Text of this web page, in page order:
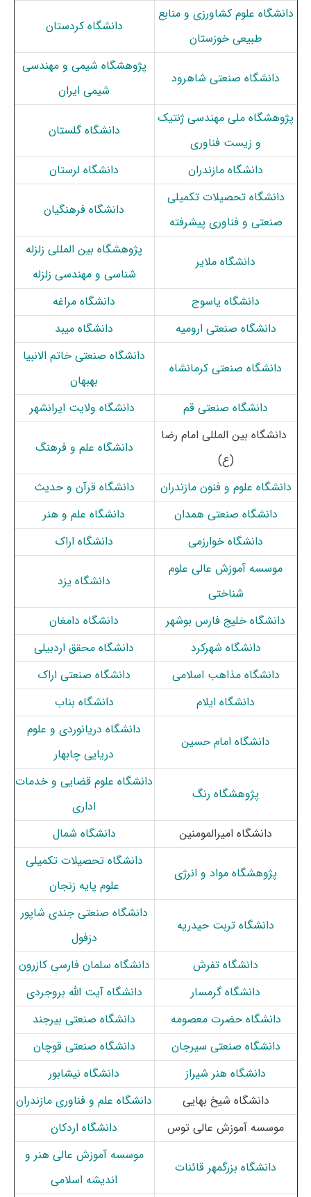
دانشگاه علوم کشاورزی و منابع
طبیعی خوزستان
دانشگاه کردستان
دانشگاه صنعتی شاهرود
پژوهشگاه شیمی و مهندسی
شیمی ایران
پژوهشگاه ملی مهندسی ژنتیک
و زیست فناوری
دانشگاه گلستان
دانشگاه مازندران
دانشگاه لرستان
دانشگاه تحصیلات تکمیلی
صنعتی و فناوری پیشرفته
دانشگاه فرهنگیان
دانشگاه ملایر
پژوهشگاه بین المللی زلزله
شناسی و مهندسی زلزله
دانشگاه یاسوج
دانشگاه مراغه
دانشگاه صنعتی ارومیه
دانشگاه میبد
دانشگاه صنعتی کرمانشاه
دانشگاه صنعتی خاتم الانبیا
بهبهان
دانشگاه صنعتی قم
دانشگاه ولایت ایرانشهر
دانشگاه بین المللی امام رضا
(ع)
دانشگاه علم و فرهنگ
دانشگاه علوم و فنون مازندران
دانشگاه قرآن و حدیث
دانشگاه صنعتی همدان
دانشگاه علم و هنر
دانشگاه خوارزمی
دانشگاه اراک
موسسه آموزش عالی علوم
شناختی
دانشگاه یزد
دانشگاه خلیج فارس بوشهر
دانشگاه دامغان
دانشگاه شهرکرد
دانشگاه محقق اردبیلی
دانشگاه مذاهب اسلامی
دانشگاه صنعتی اراک
دانشگاه ایلام
دانشگاه بناب
دانشگاه امام حسین
دانشگاه دریانوردی و علوم
دریایی چابهار
پژوهشگاه رنگ
دانشگاه علوم قضایی و خدمات
اداری
دانشگاه امیرالمومنین
دانشگاه شمال
پژوهشگاه مواد و انرژی
دانشگاه تحصیلات تکمیلی
علوم پایه زنجان
دانشگاه تربت‌ حیدریه
دانشگاه صنعتی جندی شاپور
دزفول
دانشگاه تفرش
دانشگاه سلمان فارسی کازرون
دانشگاه گرمسار
دانشگاه آیت الله بروجردی
دانشگاه حضرت معصومه
دانشگاه صنعتی بیرجند
دانشگاه صنعتی سیرجان
دانشگاه صنعتی قوچان
دانشگاه هنر شیراز
دانشگاه نیشابور
دانشگاه شیخ بهایی
دانشگاه علم و فناوری مازندران
موسسه آموزش عالی توس
دانشگاه اردکان
دانشگاه بزرگمهر قائنات
موسسه آموزش عالی هنر و
اندیشه اسلامی